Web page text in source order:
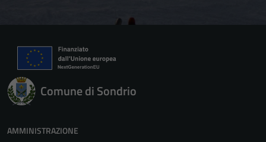
Comune di Sondrio
AMMINISTRAZIONE